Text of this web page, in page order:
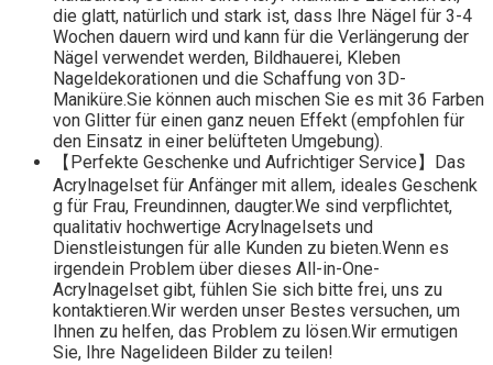
die glatt, natürlich und stark ist, dass Ihre Nägel für 3-4
Wochen dauern wird und kann für die Verlängerung der
Nägel verwendet werden, Bildhauerei, Kleben
Nageldekorationen und die Schaffung von 3D-
Maniküre.Sie können auch mischen Sie es mit 36 Farben
von Glitter für einen ganz neuen Effekt (empfohlen für
den Einsatz in einer belüfteten Umgebung).
【Perfekte Geschenke und Aufrichtiger Service】Das
Acrylnagelset für Anfänger mit allem, ideales Geschenk
g für Frau, Freundinnen, daugter.We sind verpflichtet,
qualitativ hochwertige Acrylnagelsets und
Dienstleistungen für alle Kunden zu bieten.Wenn es
irgendein Problem über dieses All-in-One-
Acrylnagelset gibt, fühlen Sie sich bitte frei, uns zu
kontaktieren.Wir werden unser Bestes versuchen, um
Ihnen zu helfen, das Problem zu lösen.Wir ermutigen
Sie, Ihre Nagelideen Bilder zu teilen!